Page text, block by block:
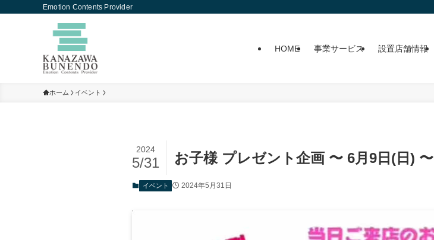
Emotion Contents Provider
HOME 事業サービス 設置店舗情報
ホーム イベント
お子様 プレゼント企画 〜 6月9日(日) 〜
2024
5/31
イベント 2024年5月31日